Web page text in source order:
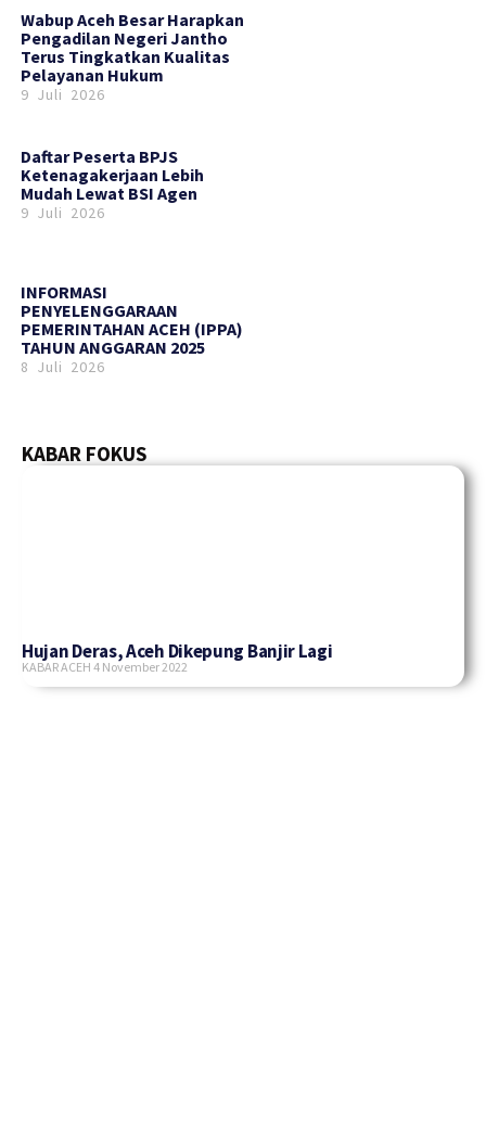
Wabup Aceh Besar Harapkan
Pengadilan Negeri Jantho
Terus Tingkatkan Kualitas
Pelayanan Hukum
9 Juli 2026
Daftar Peserta BPJS
Ketenagakerjaan Lebih
Mudah Lewat BSI Agen
9 Juli 2026
INFORMASI
PENYELENGGARAAN
PEMERINTAHAN ACEH (IPPA)
TAHUN ANGGARAN 2025
8 Juli 2026
KABAR FOKUS
Hujan Deras, Aceh Dikepung Banjir Lagi
KABAR ACEH 4 November 2022